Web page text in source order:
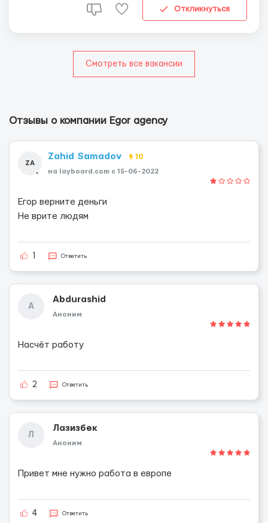
с 10 до 22. Выходные по желанию. Зарплата от 10 000,-...
Откликнуться
Смотреть все вакансии
Отзывы о компании Egor agency
ZA
Zahid Samadov 10
на layboard.com c 15-06-2022
Егор верните деньги
Не врите людям
Ответить
A
Abdurashid
Аноним
Насчёт работу
2 Ответить
Л
Лазизбек
Аноним
Привет мне нужно работа в европе
4 Ответить